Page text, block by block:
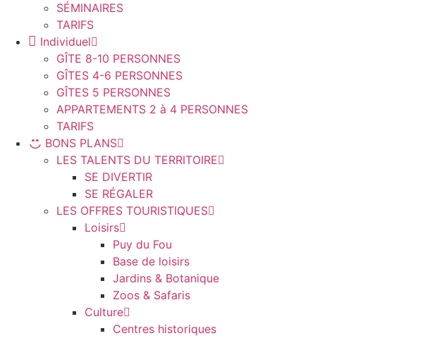
SÉMINAIRES
TARIFS
Individuel
GÎTE 8-10 PERSONNES
GÎTES 4-6 PERSONNES
GÎTES 5 PERSONNES
APPARTEMENTS 2 à 4 PERSONNES
TARIFS
BONS PLANS
LES TALENTS DU TERRITOIRE
SE DIVERTIR
SE RÉGALER
LES OFFRES TOURISTIQUES
Loisirs
Puy du Fou
Base de loisirs
Jardins & Botanique
Zoos & Safaris
Culture
Centres historiques